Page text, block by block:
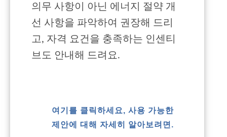
의무 사항이 아닌 에너지 절약 개
선 사항을 파악하여 권장해 드리
고, 자격 요건을 충족하는 인센티
브도 안내해 드려요.
여기를 클릭하세요, 사용 가능한
제안에 대해 자세히 알아보려면.